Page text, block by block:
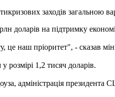
заходів загальною
доларів на підтримку
це наш пріоритет", - сказав
розмірі 1,2 тисяч доларів.
адміністрація